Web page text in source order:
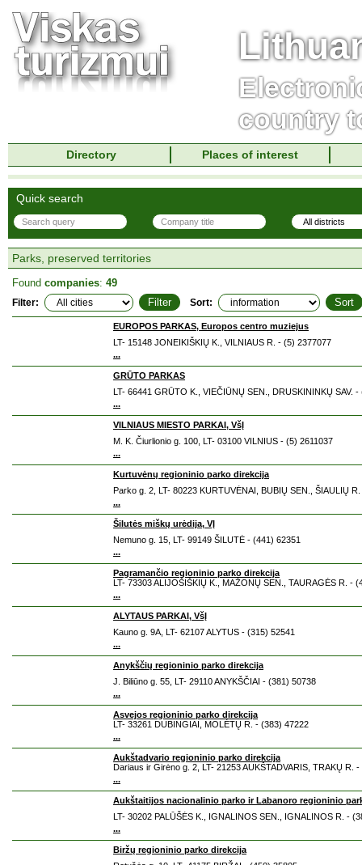
country
Directory Places of interest
Quick search
Parks, preserved territories
Found companies: 49
Filter: Sort:
EUROPOS PARKAS, Europos centro muziejus
LT- 15148 JONEIKIŠKIŲ K., VILNIAUS R. - (5) 2377077
...
GRŪTO PARKAS
LT- 66441 GRŪTO K., VIEČIŪNŲ SEN., DRUSKININKŲ SAV. -
...
VILNIAUS MIESTO PARKAI, VšĮ
M. K. Čiurlionio g. 100, LT- 03100 VILNIUS - (5) 2611037
...
Kurtuvėnų regioninio parko direkcija
Parko g. 2, LT- 80223 KURTUVĖNAI, BUBIŲ SEN., ŠIAULIŲ
...
Šilutės miškų urėdija, VĮ
Nemuno g. 15, LT- 99149 ŠILUTĖ - (441) 62351
...
Pagramančio regioninio parko direkcija
LT- 73303 ALIJOŠIŠKIŲ K., MAŽONŲ SEN., TAURAGĖS R. -
...
ALYTAUS PARKAI, VšĮ
Kauno g. 9A, LT- 62107 ALYTUS - (315) 52541
...
Anykščių regioninio parko direkcija
J. Biliūno g. 55, LT- 29110 ANYKŠČIAI - (381) 50738
...
Asvejos regioninio parko direkcija
LT- 33261 DUBINGIAI, MOLĖTŲ R. - (383) 47222
...
Aukštadvario regioninio parko direkcija
Dariaus ir Girėno g. 2, LT- 21253 AUKŠTADVARIS, TRAKŲ R.
...
Aukštaitijos nacionalinio parko ir Labanoro regioninio
LT- 30202 PALŪŠĖS K., IGNALINOS SEN., IGNALINOS R. -
...
Biržų regioninio parko direkcija